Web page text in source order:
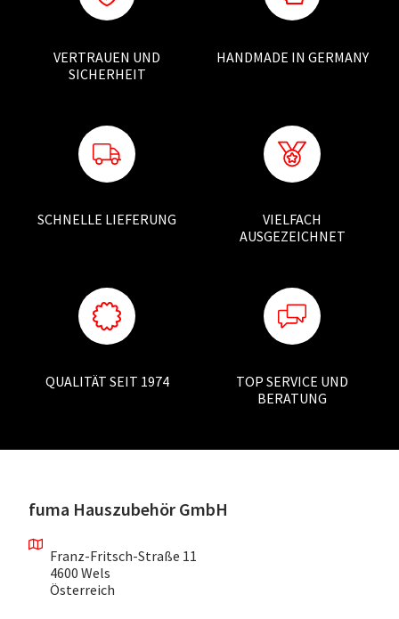
VERTRAUEN UND
SICHERHEIT
HANDMADE IN GERMANY
SCHNELLE LIEFERUNG
VIELFACH
AUSGEZEICHNET
QUALITÄT SEIT 1974
TOP SERVICE UND
BERATUNG
fuma Hauszubehör GmbH
Franz-Fritsch-Straße 11
4600 Wels
Österreich